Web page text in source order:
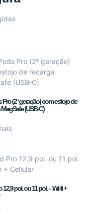
Pro (2ª geração) com estojo de
(USB‑C)
12,9 pol. ou 11 pol. – Wi-fi +